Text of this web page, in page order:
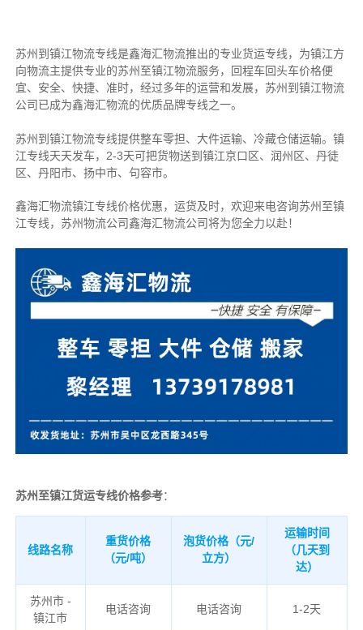
苏州到镇江物流专线是鑫海汇物流推出的专业货运专线，为镇江方
向物流主提供专业的苏州至镇江物流服务，回程车回头车价格便
宜、安全、快捷、准时，经过多年的运营和发展，苏州到镇江物流
公司已成为鑫海汇物流的优质品牌专线之一。
苏州到镇江物流专线提供整车零担、大件运输、冷藏仓储运输。镇
江专线天天发车，2-3天可把货物送到镇江京口区、润州区、丹徒
区、丹阳市、扬中市、句容市。
鑫海汇物流镇江专线价格优惠，运货及时，欢迎来电咨询苏州至镇
江专线，苏州物流公司鑫海汇物流公司将为您全力以赴！
苏州至镇江货运专线价格参考：
线路名称
重货价格
（元/吨）
泡货价格（元/
立方）
运输时间
（几天到
达）
苏州市 -
镇江市
电话咨询 电话咨询 1-2天